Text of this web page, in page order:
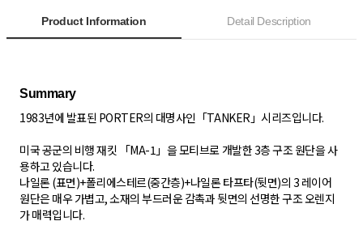
Product Information Detail Description
Summary
1983년에 발표된 PORTER의 대명사인「TANKER」시리즈입니다.
미국 공군의 비행 재킷 「MA-1」을 모티브로 개발한 3층 구조 원단을 사
용하고 있습니다.
나일론 (표면)+폴리에스테르(중간층)+나일론 타프타(뒷면)의 3 레이어
원단은 매우 가볍고, 소재의 부드러운 감촉과 뒷면의 선명한 구조 오렌지
가 매력입니다.